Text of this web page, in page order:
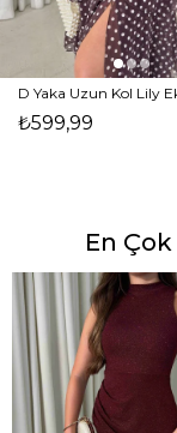
₺599,99
En